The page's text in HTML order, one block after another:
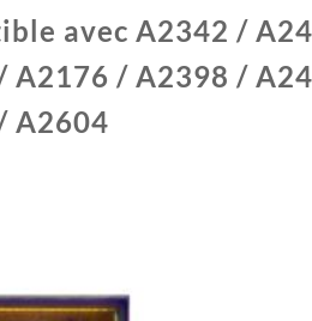
avec A2342 /
A2176 / A2398 /
A2604